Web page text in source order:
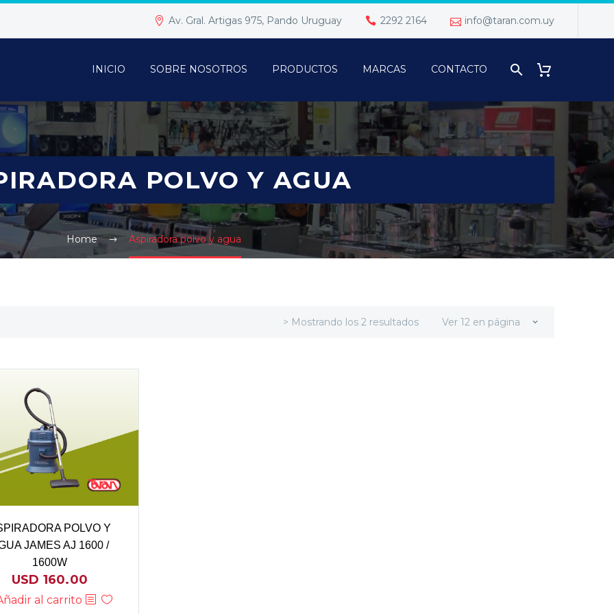
Av. Gral. Artigas 975, Pando Uruguay 2292 2164 info@taran.com.uy
INICIO SOBRE NOSOTROS PRODUCTOS MARCAS CONTACTO
POLVO Y AGUA
Home Aspiradora polvo y agua
Ver 12 en página
> Mostrando los 2 resultados
POLVO Y
JAMES AJ 1600 /
1600W
USD 160.00
al carrito